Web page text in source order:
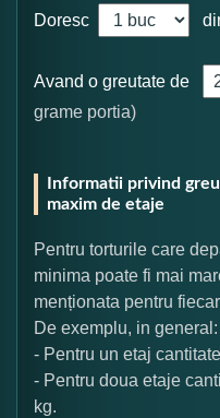
Doresc
Avand o greutate de
grame portia)
Informatii privind
maxim de etaje
Pentru torturile care
minima poate fi mai
menționata pentru
De exemplu, in general:
- Pentru un etaj
- Pentru doua etaje
kg.